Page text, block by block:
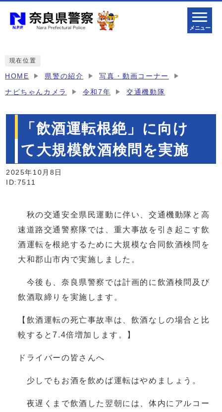
メニュー
現在位置
HOME 県警の紹介 写真・動画コーナー
ナピちゃんカメラ 令和7年 交通機動隊
「飲酒運転根絶」に向け
て大規模飲酒検問を実施
2025年10月8日
ID:7511
秋の交通安全県民運動に伴い、交通機動隊と高
速道路交通警察隊では、重大事故を引き起こす飲
酒運転を根絶するために大規模な合同飲酒検問を
大和郡山市内で実施しました。
今後も、奈良県警察では計画的に飲酒検問及び
飲酒取締りを実施します。
【飲酒運転の死亡事故率は、飲酒なしの場合と比
較すると7.4倍増加します。】
ドライバーの皆さんへ
少しでもお酒を飲めば運転はやめましょう。
夜遅くまで飲酒した翌朝には、体内にアルコー